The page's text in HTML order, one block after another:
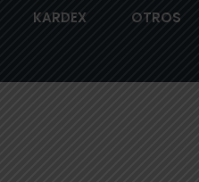
KARDEX OTROS